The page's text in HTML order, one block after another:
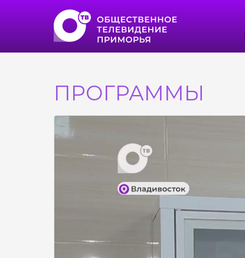
ПРОГРАММЫ